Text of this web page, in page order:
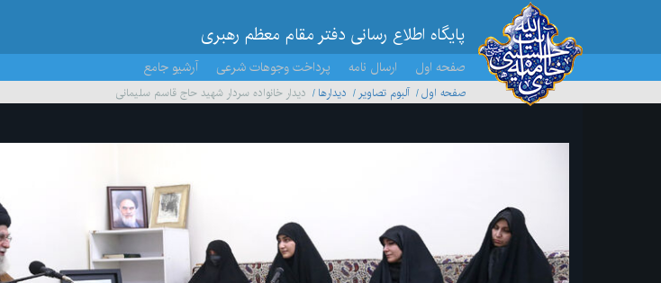
پایگاه اطلاع رسانی دفتر مقام معظم رهبری
صفحه اول ارسال نامه پرداخت وجوهات شرعی آرشیو جامع
صفحه اول آلبوم تصاویر ديدارها
دیدار خانواده سردار شهید حاج قاسم سلیمانی